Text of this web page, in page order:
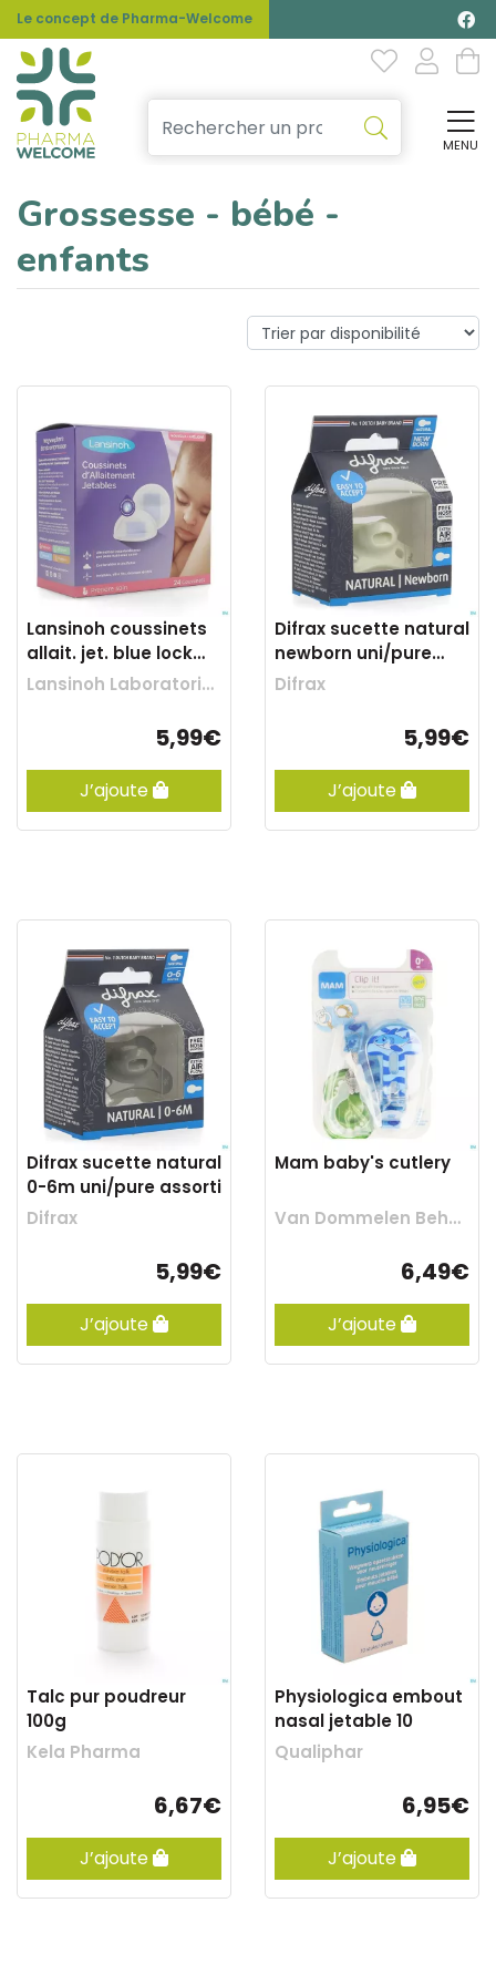
Le concept de Pharma-Welcome
MENU
Grossesse - bébé -
enfants
Lansinoh coussinets
allait. jet. blue lock
core 24
Lansinoh Laboratories Benelux
5,99€
J’ajoute
Difrax sucette natural
newborn uni/pure
assorti
Difrax
5,99€
J’ajoute
Difrax sucette natural
0-6m uni/pure assorti
Difrax
5,99€
J’ajoute
Mam baby's cutlery
Van Dommelen Beheer
6,49€
J’ajoute
Talc pur poudreur
100g
Kela Pharma
6,67€
J’ajoute
Physiologica embout
nasal jetable 10
Qualiphar
6,95€
J’ajoute